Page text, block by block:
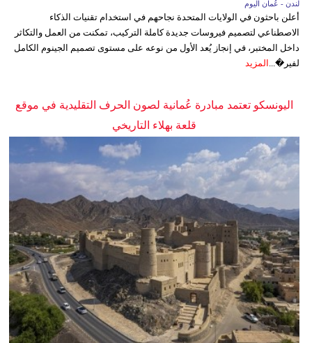
لندن - عُمان اليوم
أعلن باحثون في الولايات المتحدة نجاحهم في استخدام تقنيات الذكاء
الاصطناعي لتصميم فيروسات جديدة كاملة التركيب، تمكنت من العمل والتكاثر
داخل المختبر، في إنجاز يُعد الأول من نوعه على مستوى تصميم الجينوم الكامل
لفير�... المزيد
اليونسكو تعتمد مبادرة عُمانية لصون الحرف التقليدية في موقع
قلعة بهلاء التاريخي